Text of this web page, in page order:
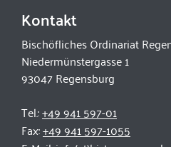
Kontakt
Bischöfliches Ordinariat
Niedermünstergasse 1
93047 Regensburg
Tel.:+49 941 597-01
Fax:+49 941 597-1055